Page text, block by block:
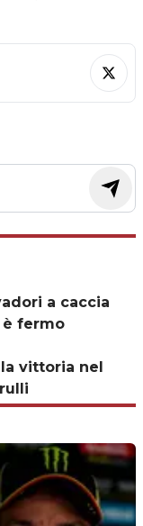
a caccia
è fermo
la vittoria nel